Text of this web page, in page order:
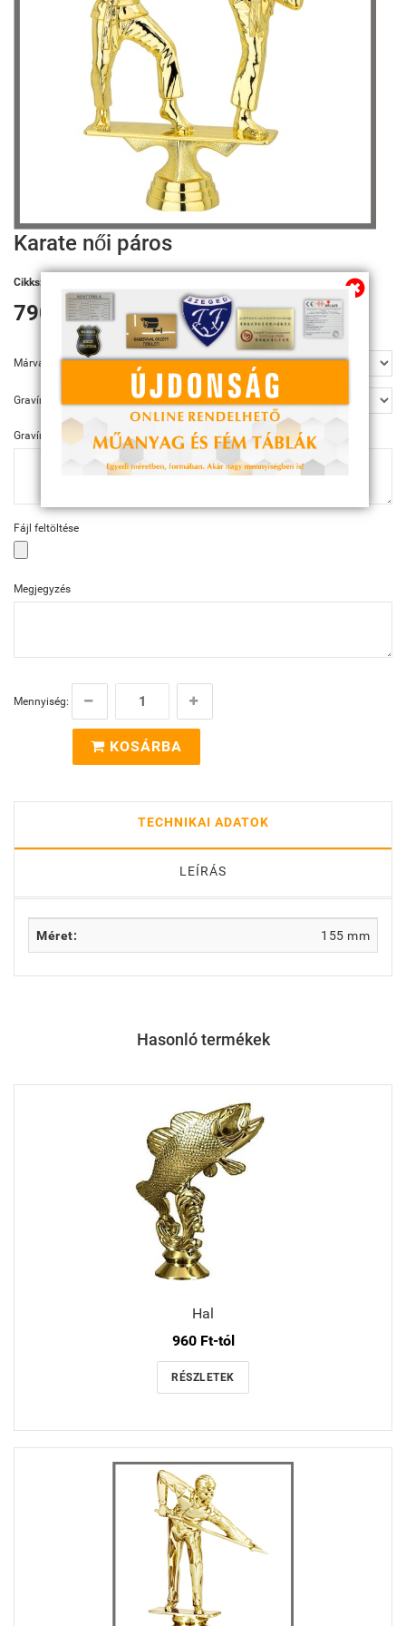
Karate női páros
Cikkszám:
790 Ft
Márvány talp
Gravírozás
Gravírozás szövege
Fájl feltöltése
Megjegyzés
Mennyiség:
KOSÁRBA
TECHNIKAI ADATOK
LEÍRÁS
Méret: 155 mm
Hasonló termékek
Hal
960 Ft-tól
RÉSZLETEK